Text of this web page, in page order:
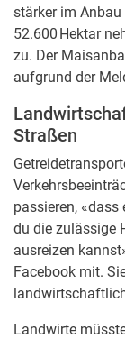
stärker im
52.600 Hektar
zu. Der
aufgrund der
Straßen
passieren,
du die zulässige
ausreizen
Facebook mit.
Landwirte